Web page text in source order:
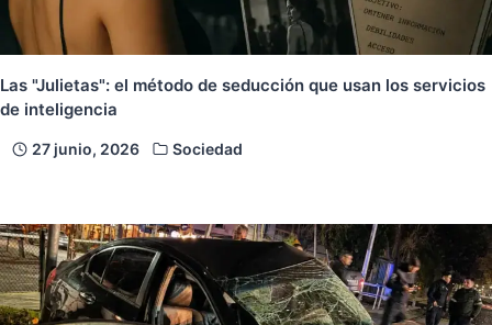
Las "Julietas": el método de seducción que usan los servicios
de inteligencia
27 junio, 2026 Sociedad